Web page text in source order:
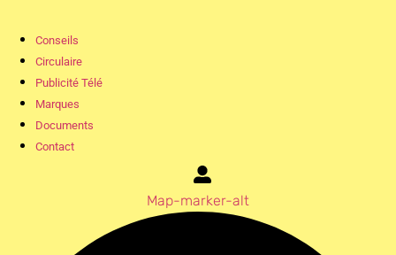
Conseils
Circulaire
Publicité Télé
Marques
Documents
Contact
Map-marker-alt